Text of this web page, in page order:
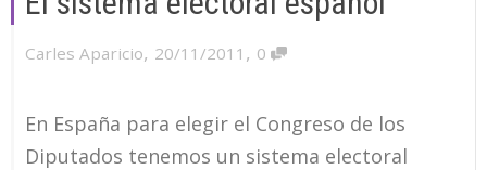
Carles Aparicio, 20/11/2011 , 0
En España para elegir el Congreso de los
Diputados tenemos un sistema electoral